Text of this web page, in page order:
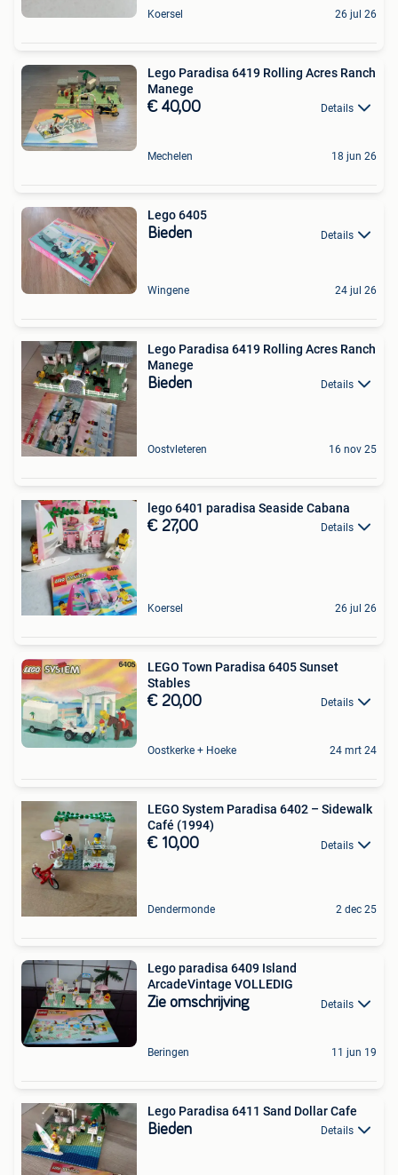
Koersel 26 jul 26
Lego Paradisa 6419 Rolling Acres Ranch
Manege
€ 40,00 Details
Mechelen 18 jun 26
Lego 6405
Bieden Details
Wingene 24 jul 26
Lego Paradisa 6419 Rolling Acres Ranch
Manege
Bieden Details
Oostvleteren 16 nov 25
lego 6401 paradisa Seaside Cabana
€ 27,00 Details
Koersel 26 jul 26
LEGO Town Paradisa 6405 Sunset
Stables
€ 20,00 Details
Oostkerke + Hoeke 24 mrt 24
LEGO System Paradisa 6402 – Sidewalk
Café (1994)
€ 10,00 Details
Dendermonde 2 dec 25
Lego paradisa 6409 Island
ArcadeVintage VOLLEDIG
Zie omschrijving Details
Beringen 11 jun 19
Lego Paradisa 6411 Sand Dollar Cafe
Bieden Details